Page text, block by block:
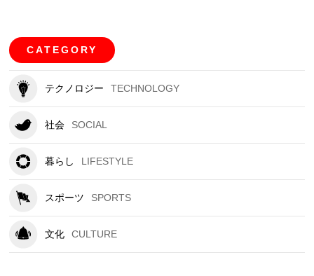
CATEGORY
テクノロジー TECHNOLOGY
社会 SOCIAL
暮らし LIFESTYLE
スポーツ SPORTS
文化 CULTURE